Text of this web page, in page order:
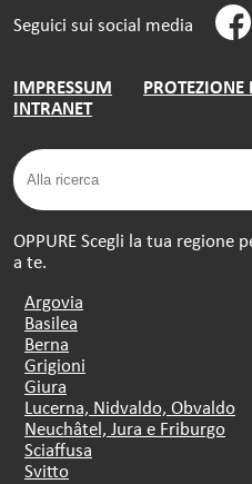
Seguici sui social media
IMPRESSUM PROTEZIONE
INTRANET
OPPURE Scegli la tua
a te.
Argovia
Basilea
Berna
Grigioni
Giura
Lucerna, Nidvaldo, Obvaldo
Neuchâtel, Jura e Friburgo
Sciaffusa
Svitto